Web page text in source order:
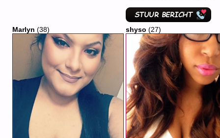
Marlyn (38) shyso (27)